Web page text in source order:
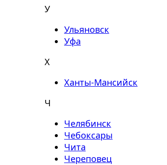
У
Ульяновск
Уфа
Х
Ханты-Мансийск
Ч
Челябинск
Чебоксары
Чита
Череповец